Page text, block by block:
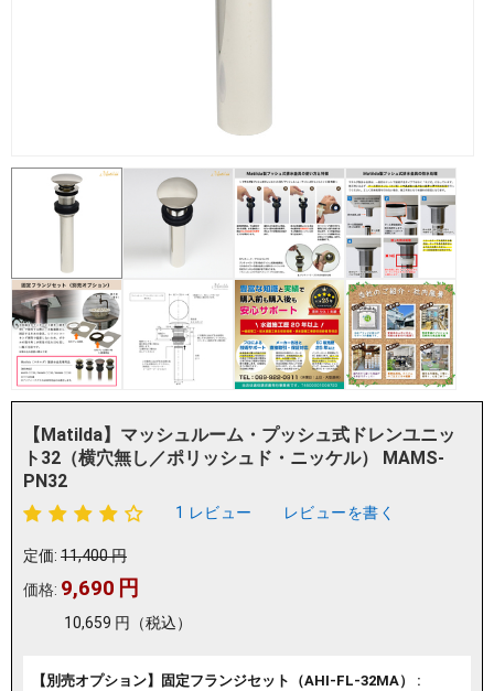
【Matilda】マッシュルーム・プッシュ式ドレンユニッ
ト32（横穴無し／ポリッシュド・ニッケル） MAMS-
PN32
1 レビュー レビューを書く
定価: 11,400円
価格: 9,690 円
10,659 円 （税込）
【別売オプション】固定フランジセット（AHI-FL-32MA） :